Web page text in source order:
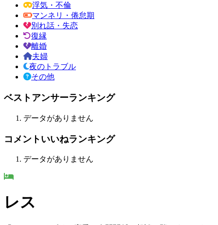
浮気・不倫
マンネリ・倦怠期
別れ話・失恋
復縁
離婚
夫婦
夜のトラブル
その他
ベストアンサーランキング
データがありません
コメントいいねランキング
データがありません
レス